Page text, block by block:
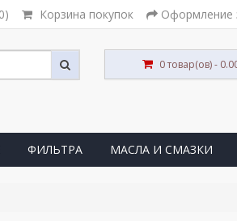
Корзина покупок Оформление
0 товар(ов) -
ФИЛЬТРА МАСЛА И СМАЗКИ